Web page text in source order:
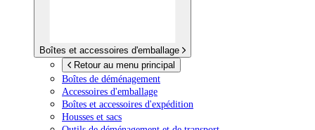
Boîtes et accessoires d'emballage
Retour au menu principal
Boîtes de déménagement
Accessoires d'emballage
Boîtes et accessoires d'expédition
Housses et sacs